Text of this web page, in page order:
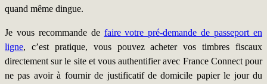
quand même dingue.
Je vous recommande de faire votre pré-demande de passeport en
ligne, c’est pratique, vous pouvez acheter vos timbres fiscaux
directement sur le site et vous authentifier avec France Connect pour
ne pas avoir à fournir de justificatif de domicile papier le jour du